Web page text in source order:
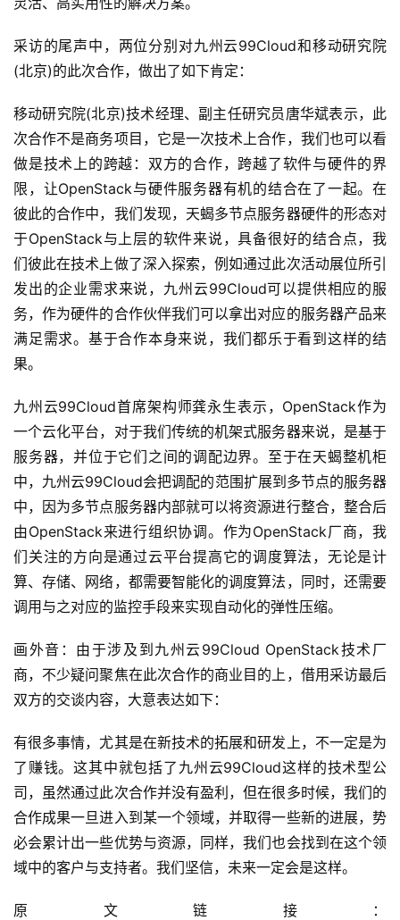
公
告
问
答
社
区
优
速
动
态
登录 注册
采访的尾声中，两位分别对九州云99Cloud和移动研究院
(北京)的此次合作，做出了如下肯定：
移动研究院(北京)技术经理、副主任研究员唐华斌表示，此
次合作不是商务项目，它是一次技术上合作，我们也可以看
做是技术上的跨越：双方的合作，跨越了软件与硬件的界
限，让OpenStack与硬件服务器有机的结合在了一起。在
彼此的合作中，我们发现，天蝎多节点服务器硬件的形态对
于OpenStack与上层的软件来说，具备很好的结合点，我
们彼此在技术上做了深入探索，例如通过此次活动展位所引
发出的企业需求来说，九州云99Cloud可以提供相应的服
务，作为硬件的合作伙伴我们可以拿出对应的服务器产品来
满足需求。基于合作本身来说，我们都乐于看到这样的结
果。
九州云99Cloud首席架构师龚永生表示，OpenStack作为
一个云化平台，对于我们传统的机架式服务器来说，是基于
服务器，并位于它们之间的调配边界。至于在天蝎整机柜
中，九州云99Cloud会把调配的范围扩展到多节点的服务器
中，因为多节点服务器内部就可以将资源进行整合，整合后
由OpenStack来进行组织协调。作为OpenStack厂商，我
们关注的方向是通过云平台提高它的调度算法，无论是计
算、存储、网络，都需要智能化的调度算法，同时，还需要
调用与之对应的监控手段来实现自动化的弹性压缩。
画外音：由于涉及到九州云99Cloud OpenStack技术厂
商，不少疑问聚焦在此次合作的商业目的上，借用采访最后
双方的交谈内容，大意表达如下：
有很多事情，尤其是在新技术的拓展和研发上，不一定是为
了赚钱。这其中就包括了九州云99Cloud这样的技术型公
司，虽然通过此次合作并没有盈利，但在很多时候，我们的
合作成果一旦进入到某一个领域，并取得一些新的进展，势
必会累计出一些优势与资源，同样，我们也会找到在这个领
域中的客户与支持者。我们坚信，未来一定会是这样。
原文链接：